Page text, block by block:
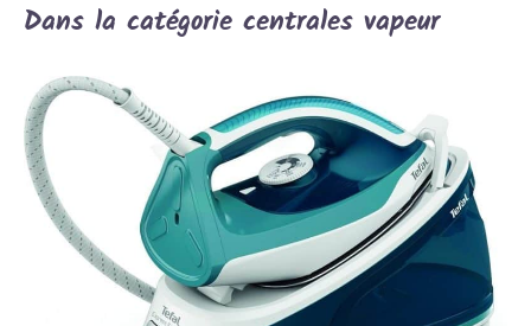
Dans la catégorie centrales vapeur